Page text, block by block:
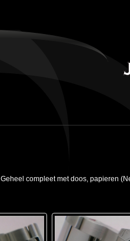
Geheel compleet met doos, papieren